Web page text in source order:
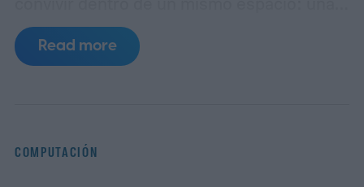
conversación puede pasar de una
estrategia de contenidos a una receta, de
usuario advierta que también está
Read more
COMPUTACIÓN